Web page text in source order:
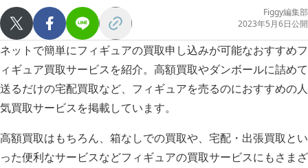
Figgy編集部
2023年5月6日公開
ネットで簡単にフィギュアの買取申し込みが可能なおすすめフ
ィギュア買取サービスを紹介。高額買取やダンボールに詰めて
送るだけの宅配買取など、フィギュアを売るのにおすすめの人
気買取サービスを掲載しています。
高額買取はもちろん、箱なしでの買取や、宅配・出張買取とい
った便利なサービスなどフィギュアの買取サービスにもさまざ